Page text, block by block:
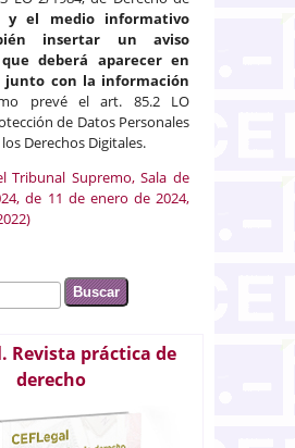
y el medio informativo
insertar un aviso
deberá aparecer en
junto con la información
prevé el art. 85.2 LO
de Datos Personales
Derechos Digitales.
Tribunal Supremo, Sala de
de 11 de enero de 2024,
de búsqueda
Revista práctica de
derecho